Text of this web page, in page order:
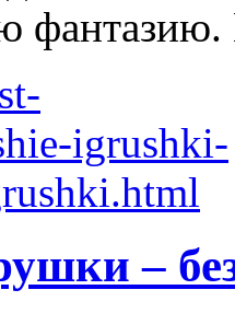
–